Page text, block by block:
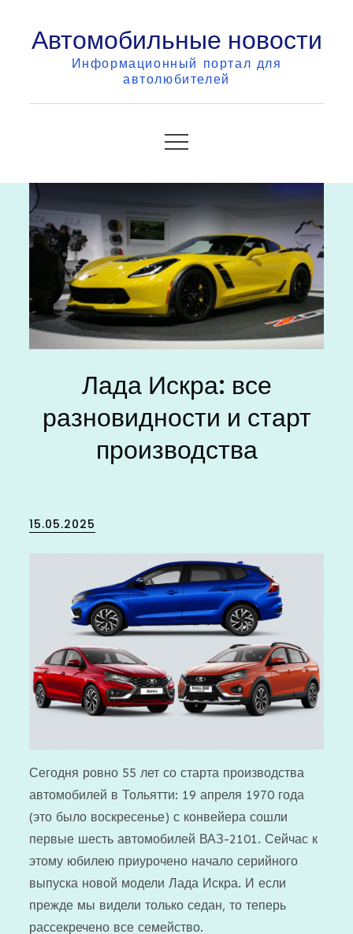
contentАвтомобильные новости
Информационный портал для
автолюбителей
Лада Искра: все
разновидности и старт
производства
Posted
15.05.2025
Сегодня ровно 55 лет со старта производства
автомобилей в Тольятти: 19 апреля 1970 года
(это было воскресенье) с конвейера сошли
первые шесть автомобилей ВАЗ-2101. Сейчас к
этому юбилею приурочено начало серийного
выпуска новой модели Лада Искра. И если
прежде мы видели только седан, то теперь
рассекречено все семейство.